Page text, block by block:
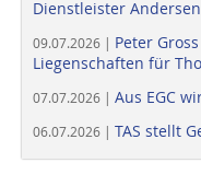
Dienstleister
09.07.2026 | Peter
Liegenschaften für
07.07.2026 | Aus EGC
06.07.2026 | TAS stellt